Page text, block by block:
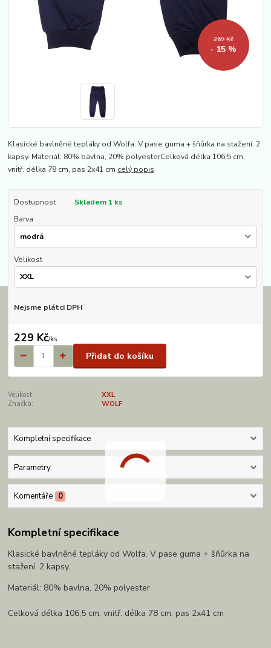
269 Kč
- 15 %
Klasické bavlněné tepláky od Wolfa. V pase guma + šňůrka na stažení. 2
kapsy. Materiál: 80% bavlna, 20% polyesterCelková délka 106,5 cm,
vnitř. délka 78 cm, pas 2x41 cm celý popis
Dostupnost
Skladem 1 ks
Barva
Velikost
Nejsme plátci DPH
229 Kč/ks
Přidat do košíku
Velikost:
XXL
Značka:
WOLF
Kompletní specifikace
Parametry
Komentáře 0
Kompletní specifikace
Klasické bavlněné tepláky od Wolfa. V pase guma + šňůrka na
stažení. 2 kapsy.
Materiál: 80% bavlna, 20% polyester
Celková délka 106,5 cm, vnitř. délka 78 cm, pas 2x41 cm